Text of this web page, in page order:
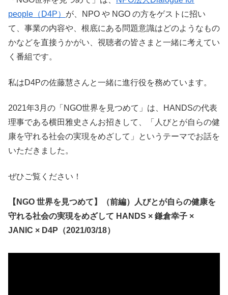
people（D4P） が、NPO や NGO の方をゲストに招い
て、事業の内容や、根底にある問題意識はどのようなもの
かなどを直接うかがい、視聴者の皆さまと一緒に考えてい
く番組です。
私はD4Pの佐藤慧さんと一緒に進行役を務めています。
2021年3月の「NGO世界を見つめて」は、HANDSの代表
理事である横田雅史さんお招きして、「人びとが自らの健
康を守れる社会の実現をめざして」というテーマでお話を
いただきました。
ぜひご覧ください！
【NGO 世界を見つめて】（前編）人びとが自らの健康を
守れる社会の実現をめざして HANDS × 鎌倉幸子 ×
JANIC × D4P（2021/03/18）